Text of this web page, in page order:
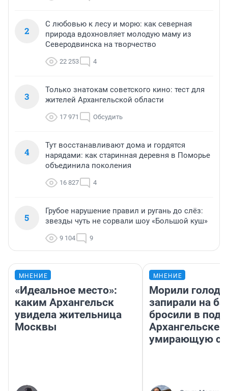
2
С любовью к лесу и морю: как северная
природа вдохновляет молодую маму из
Северодвинска на творчество
22 253 4
3
Только знатокам советского кино: тест для
жителей Архангельской области
17 971 Обсудить
4
Тут восстанавливают дома и гордятся
нарядами: как старинная деревня в Поморье
объединила поколения
16 827 4
5
Грубое нарушение правил и ругань до слёз:
звезды чуть не сорвали шоу «Большой куш»
9 104 9
МНЕНИЕ
«Идеальное место»:
каким Архангельск
увидела жительница
Москвы
МНЕНИЕ
Морили
запирали на
бросили в
Архангельске
умирающую